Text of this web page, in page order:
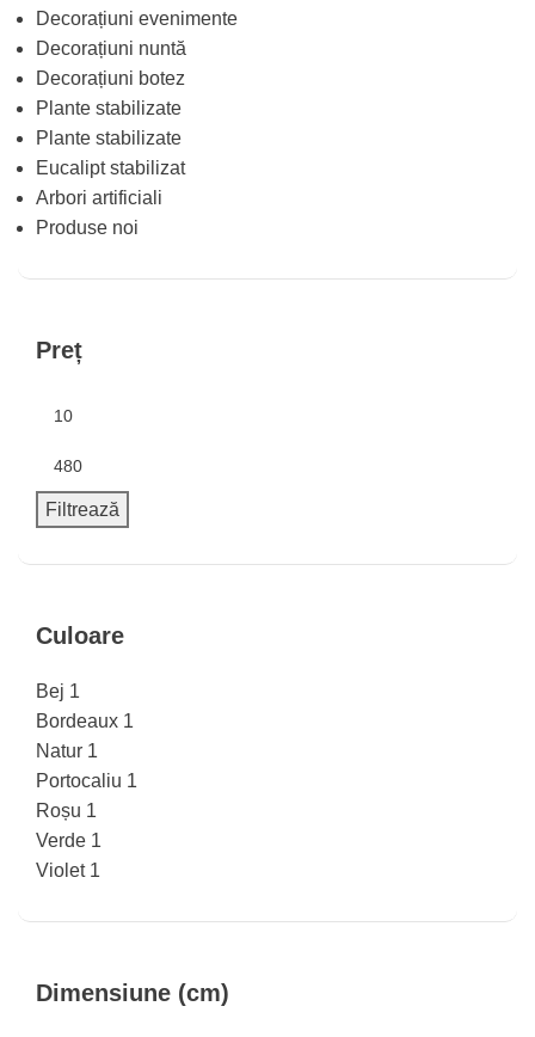
Decorațiuni evenimente
Decorațiuni nuntă
Decorațiuni botez
Plante stabilizate
Plante stabilizate
Eucalipt stabilizat
Arbori artificiali
Produse noi
Preț
Filtrează
Culoare
Bej 1
Bordeaux 1
Natur 1
Portocaliu 1
Roșu 1
Verde 1
Violet 1
Dimensiune (cm)